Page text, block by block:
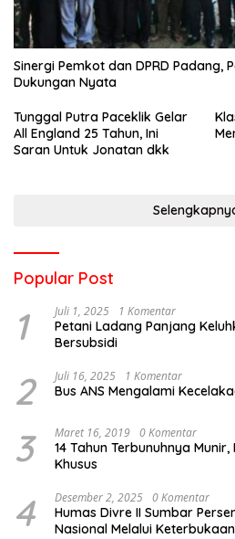
Sinergi Pemkot dan DPRD Padang,
Dukungan Nyata
Tunggal Putra Paceklik Gelar
All England 25 Tahun, Ini
Saran Untuk Jonatan dkk
Popular Post
1 Juli 1, 2025 1 Komentar
Petani Ladang Panjang
Bersubsidi
2 Juli 16, 2025 1 Komentar
Bus ANS Mengalami
3 Maret 16, 2019 0 Komentar
14 Tahun Terbunuhnya
Khusus
4 Desember 2, 2025 0 Komentar
Humas Divre II Sumbar
Nasional Melalui